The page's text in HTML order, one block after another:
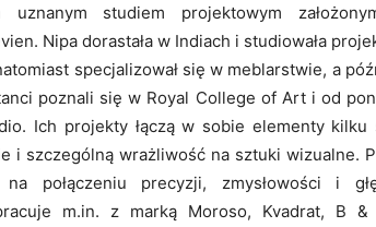
studiem projektowym
Nipa dorastała w Indiach i studiowała
specjalizował się w meblarstwie, a
poznali się w Royal College of Art i od
Ich projekty łączą w sobie elementy kilku
i szczególną wrażliwość na sztuki wizualne.
połączeniu precyzji, zmysłowości i
m.in. z marką Moroso, Kvadrat, B